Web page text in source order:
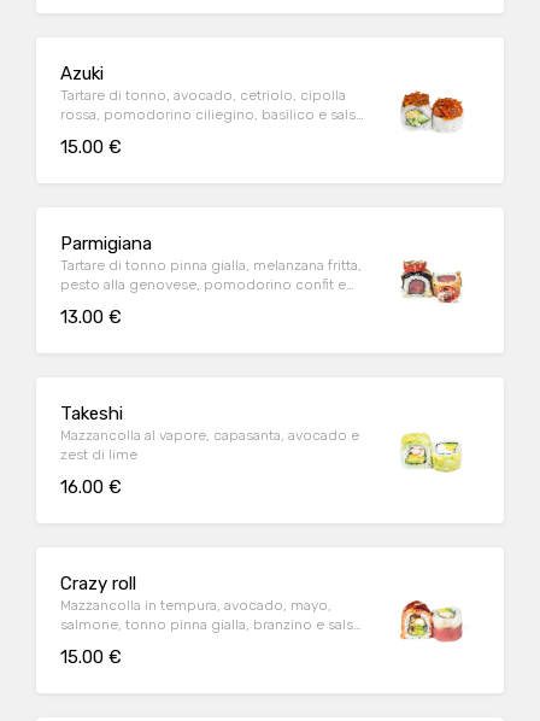
Azuki
Tartare di tonno, avocado, cetriolo, cipolla
rossa, pomodorino ciliegino, basilico e salsa
15.00 €
Parmigiana
Tartare di tonno pinna gialla, melanzana fritta,
pesto alla genovese, pomodorino confit e
13.00 €
Takeshi
Mazzancolla al vapore, capasanta, avocado e
zest di lime
16.00 €
Crazy roll
Mazzancolla in tempura, avocado, mayo,
salmone, tonno pinna gialla, branzino e salsa
15.00 €